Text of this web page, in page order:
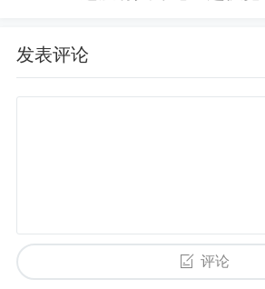
发表评论
评论